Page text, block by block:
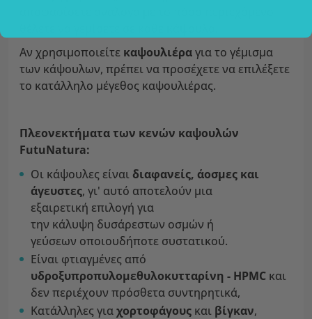
Αν χρησιμοποιείτε καψουλιέραγια το γέμισμα
των κάψουλων, πρέπει να προσέχετε να επιλέξετε
το κατάλληλο μέγεθος καψουλιέρας.
Πλεονεκτήματα των κενών καψουλών
FutuNatura:
Οι κάψουλες είναι διαφανείς, άοσμες και
άγευστες, γι' αυτό αποτελούν μια
εξαιρετική επιλογή για
την κάλυψη δυσάρεστων οσμών ή
γεύσεων οποιουδήποτε συστατικού.
Είναι φτιαγμένες από
υδροξυπροπυλομεθυλοκυτταρίνη - HPMC και
δεν περιέχουν πρόσθετα συντηρητικά,
Κατάλληλες γιαχορτοφάγους και βίγκαν,